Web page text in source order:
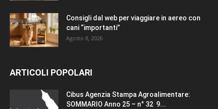
Consigli dal web per viaggiare in aereo con
cani “importanti”
Agosto 8, 2026
ARTICOLI POPOLARI
Cibus Agenzia Stampa Agroalimentare:
SOMMARIO Anno 25 – n° 32 9...